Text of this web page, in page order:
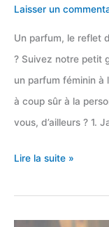
Laisser un
Un parfum, le reflet
? Suivez notre petit
un parfum féminin à
à coup sûr à la
vous, d’ailleurs ? 1.
Les
meilleurs
parfums
Lire la suite »